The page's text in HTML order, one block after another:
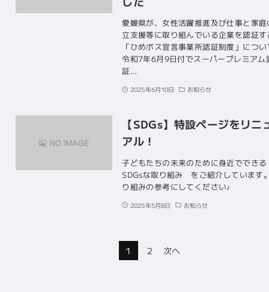
愛媛県が、女性活躍推進及び仕事と家庭
立支援等に取り組んでいる企業を認証す
「ひめボス宣言事業所認証制度」につ
令和7年6月9日付でスーパープレミアム
証…
2025年6月10日 お知らせ
【SDGs】特設ページをリニ
アル！
子どもたちの未来のために身近ででき
SDGsな取り組み をご紹介しています
り組みの参考にしてください♪
2025年5月8日 お知らせ
1 2 次へ